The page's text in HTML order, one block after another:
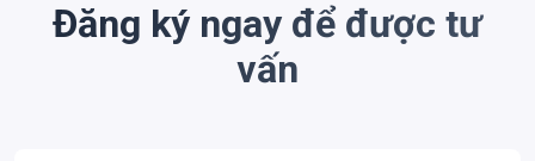
Đăng ký ngay để được tư
vấn